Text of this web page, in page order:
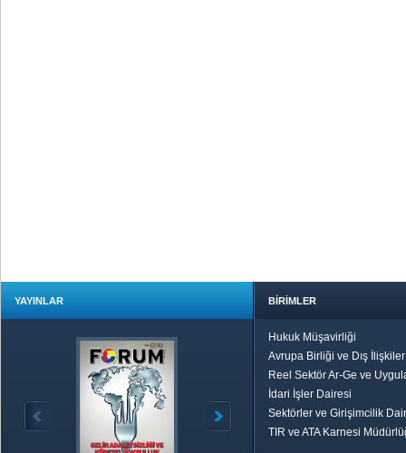
YAYINLAR BİRİMLER
Hukuk Müşavirliği
Avrupa Birliği ve Dış
Reel Sektör Ar-Ge ve
İdari İşler Dairesi
Sektörler ve Girişimcilik
TIR ve ATA Karnesi